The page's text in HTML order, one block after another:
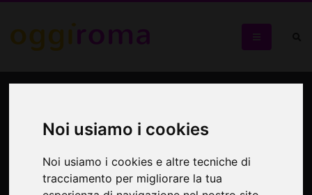
Noi usiamo i cookies
Noi usiamo i cookies e altre tecniche di
tracciamento per migliorare la tua
Biancaneve e i sette nani
all'Appia Antica
Passeggiata fiabesca© 4-8 anni